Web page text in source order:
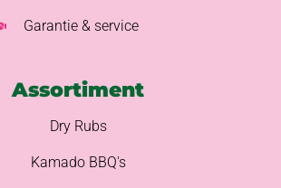
Garantie & service
Assortiment
Dry Rubs
Kamado BBQ's